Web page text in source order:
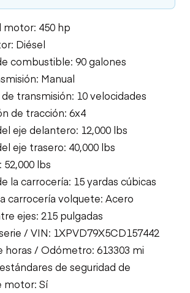
motor: 450 hp
Diésel
combustible: 90 galones
Manual
transmisión: 10 velocidades
de tracción: 6x4
eje delantero: 12,000 lbs
eje trasero: 40,000 lbs
lbs
la carrocería: 15 yardas cúbicas
carrocería volquete: Acero
ejes: 215 pulgadas
/ VIN: 1XPVD79X5CD157442
horas / Odómetro: 613303 mi
de seguridad de
motor: Sí